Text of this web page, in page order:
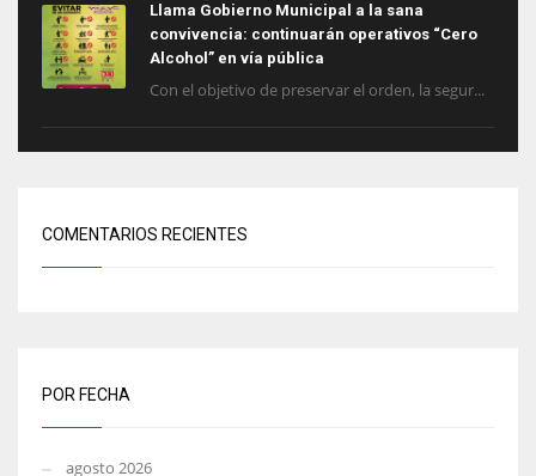
Llama Gobierno Municipal a la sana
convivencia: continuarán operativos “Cero
Alcohol” en vía pública
Con el objetivo de preservar el orden, la segur...
COMENTARIOS RECIENTES
POR FECHA
agosto 2026